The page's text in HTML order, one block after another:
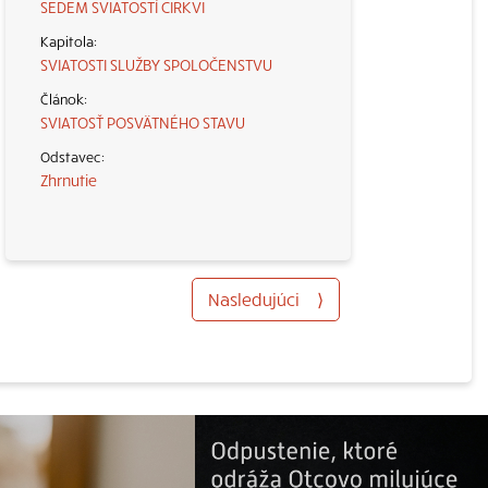
SEDEM SVIATOSTÍ CIRKVI
SVIATOSTI SLUŽBY SPOLOČENSTVU
SVIATOSŤ POSVÄTNÉHO STAVU
Zhrnutie
Nasledujúci ⟩